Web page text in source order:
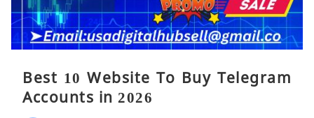
Best 10 Website To Buy Telegram
Accounts in 2026